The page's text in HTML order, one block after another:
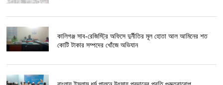
কালিগঞ্জ সাব-রেজিস্ট্রি অফিসে দুর্নীতির মূল হোতা আল আমিনের শত
কোটি টাকার সম্পদের খোঁজে অভিযান